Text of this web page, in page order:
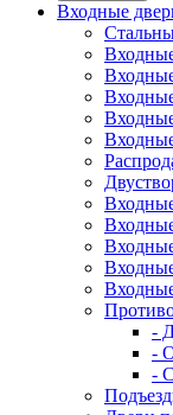
Входные
-
-
-